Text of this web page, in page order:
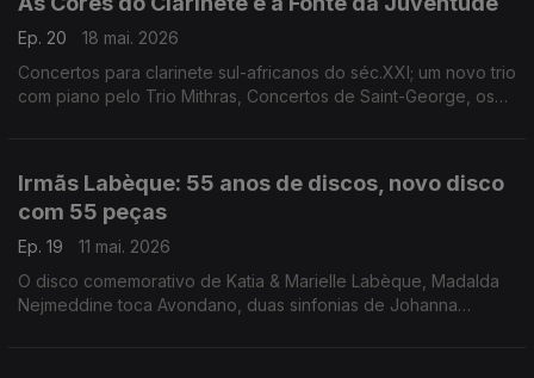
Ep. 20
18 mai. 2026
Concertos para clarinete sul-africanos do séc.XXI; um novo trio
com piano pelo Trio Mithras, Concertos de Saint-George, os
Irmãs Labèque: 55 anos de discos, novo disco
com 55 peças
Ep. 19
11 mai. 2026
O disco comemorativo de Katia & Marielle Labèque, Madalda
Nejmeddine toca Avondano, duas sinfonias de Johanna